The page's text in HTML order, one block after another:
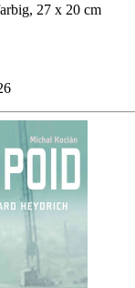
27 x 20 cm